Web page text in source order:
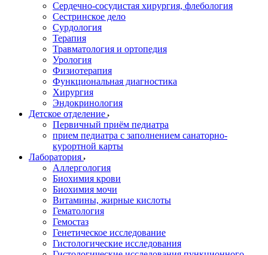
Сердечно-сосудистая хирургия, флебология
Сестринское дело
Сурдология
Терапия
Травматология и ортопедия
Урология
Физиотерапия
Функциональная диагностика
Хирургия
Эндокринология
Детское отделение
Первичный приём педиатра
прием педиатра с заполнением санаторно-
курортной карты
Лаборатория
Аллергология
Биохимия крови
Биохимия мочи
Витамины, жирные кислоты
Гематология
Гемостаз
Генетическое исследование
Гистологические исследования